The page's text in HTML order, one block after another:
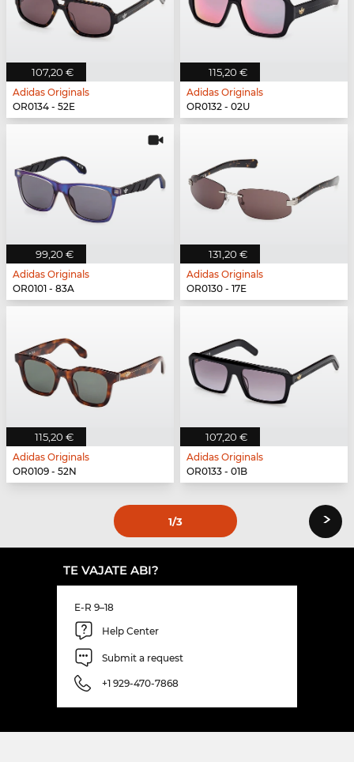
107,20 €
Adidas Originals
OR0134 - 52E
115,20 €
Adidas Originals
OR0132 - 02U
99,20 €
Adidas Originals
OR0101 - 83A
131,20 €
Adidas Originals
OR0130 - 17E
115,20 €
Adidas Originals
OR0109 - 52N
107,20 €
Adidas Originals
OR0133 - 01B
1/3 ›
TE VAJATE ABI?
E-R 9–18
Help Center
Submit a request
+1 929-470-7868